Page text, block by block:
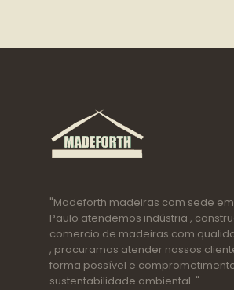
"Madeforth madeiras com sede
Paulo atendemos indústria ,
comercio de madeiras com
, procuramos atender nossos
forma possível e
sustentabilidade ambiental ."